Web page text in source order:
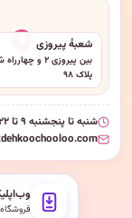
شعبهٔ پیروزی
بین پیروزی ۲ و
پلاک ۹۸
شنبه تا پنجشنبه ۹ تا ۲۲ یکسره · جمعه‌ها ۱۰ تا ۱۴ و ۱۶ تا ۲۱